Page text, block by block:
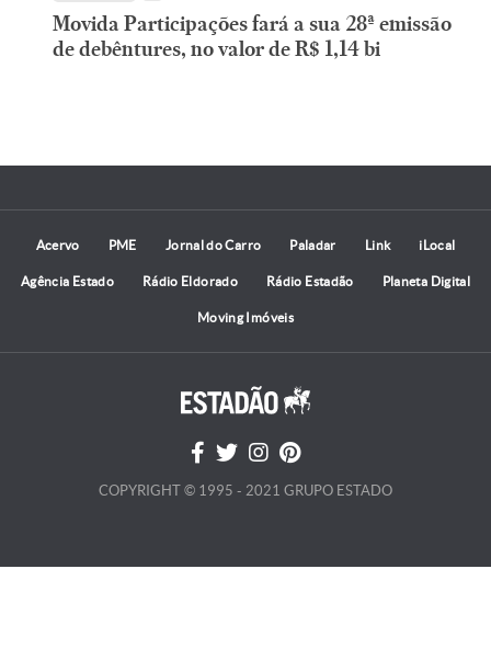
Movida Participações fará a sua 28ª emissão
de debêntures, no valor de R$ 1,14 bi
Acervo PME Jornal do Carro Paladar Link iLocal
Agência Estado Rádio Eldorado Rádio Estadão Planeta Digital
Moving Imóveis
COPYRIGHT © 1995 - 2021 GRUPO ESTADO